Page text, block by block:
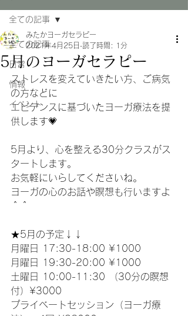
全ての記事
日常
情報
イベント
全ての記事
5月のヨーガセラピー
みたかヨーガセラピー
2021年4月25日 読了時間: 1分
ストレスを変えていきたい方、ご病気
の方などに
エビデンスに基づいたヨーガ療法を提
供します💗
5月より、心を整える30分クラスがス
タートします。
お気軽にいらしてくださいね。
ヨーガの心のお話や瞑想も行いますよ
＾＾
★5月の予定↓↓
月曜日 17:30-18:00 ¥1000
月曜日 19:30-20:00 ¥1000
土曜日 10:00-11:30 （30分の瞑想
付）¥3000
プライベートセッション（ヨーガ療